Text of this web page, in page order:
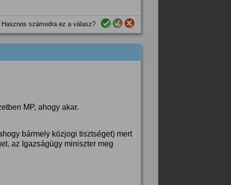
Hasznos számodra ez a válasz?
MP, ahogy akar.
bármely közjogi tisztséget) mert
az Igazságügy miniszter meg